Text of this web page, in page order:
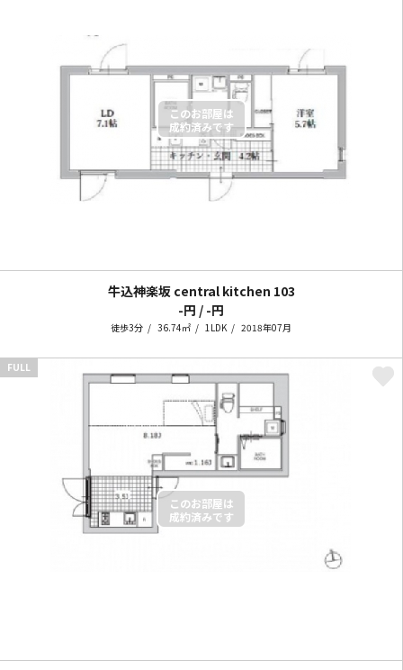
牛込神楽坂 central kitchen 103
-円 / -円
徒歩3分 36.74㎡ 1LDK 2018年07月
FULL